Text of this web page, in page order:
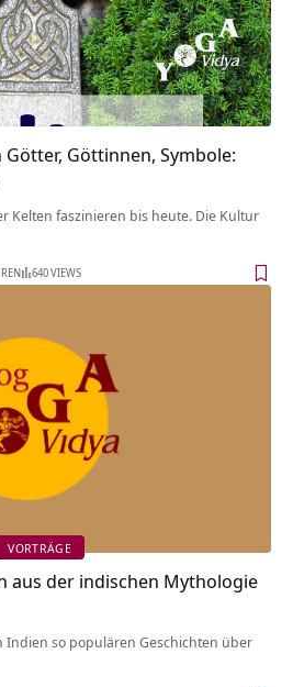
Götter, Göttinnen, Symbole:
Kelten faszinieren bis heute. Die Kultur
640 VIEWS
VORTRÄGE
aus der indischen Mythologie
so populären Geschichten über